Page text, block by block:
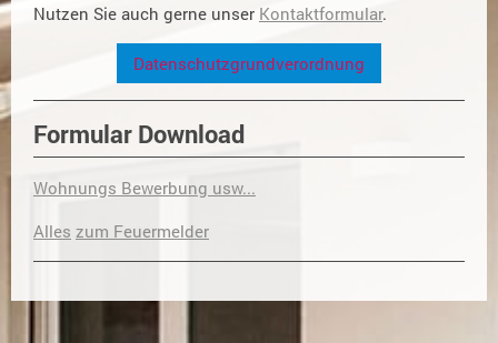
Nutzen Sie auch gerne unser Kontaktformular.
Datenschutzgrundverordnung
Formular Download
Wohnungs Bewerbung usw...
Alles zum Feuermelder